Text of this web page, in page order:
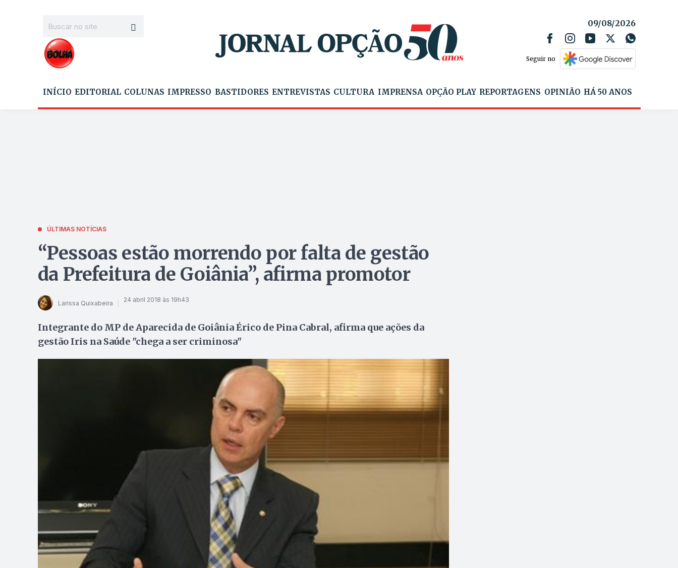
09/08/2026
Seguir no
INÍCIO EDITORIAL COLUNAS IMPRESSO BASTIDORES ENTREVISTAS CULTURA IMPRENSA OPÇÃO PLAY REPORTAGENS OPINIÃO HÁ 50 ANOS
ÚLTIMAS NOTÍCIAS
“Pessoas estão morrendo por falta de gestão
da Prefeitura de Goiânia”, afirma promotor
Larissa Quixabeira 24 abril 2018 às 19h43
Integrante do MP de Aparecida de Goiânia Érico de Pina Cabral, afirma que ações da
gestão Iris na Saúde "chega a ser criminosa"